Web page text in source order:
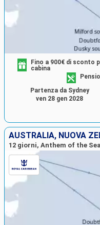
Fino a 900€ di sconto
cabina
Partenza da Sydney
ven 28 gen 2028
AUSTRALIA, NUOVA
12 giorni, Anthem of the